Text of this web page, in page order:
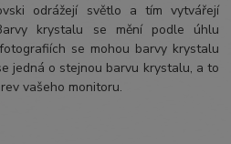
odrážejí světlo a tím vytvářejí
krystalu se mění podle úhlu
se mohou barvy krystalu
jedná o stejnou barvu krystalu, a to
vašeho monitoru.